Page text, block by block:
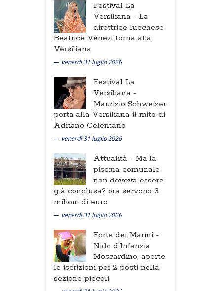
Festival La
Versiliana - La
direttrice lucchese
Beatrice Venezi torna alla
Versiliana
venerdì 31 luglio 2026
Festival La
Versiliana -
Maurizio Schweizer
porta alla Versiliana il mito di
Adriano Celentano
venerdì 31 luglio 2026
Attualità - Ma la
piscina comunale
non doveva essere
già conclusa? ora servono 3
milioni di euro
venerdì 31 luglio 2026
Forte dei Marmi -
Nido d'Infanzia
Moscardino, aperte
le iscrizioni per 2 posti nella
sezione piccoli